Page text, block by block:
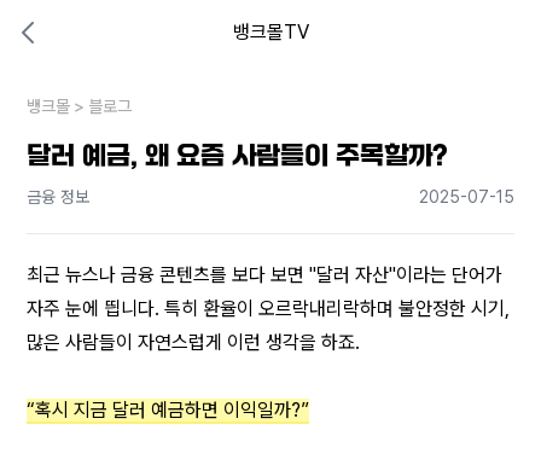
뱅크몰TV
내 상황엔 어떤 방법이 있을까?
뱅크몰 > 블로그
달러 예금, 왜 요즘 사람들이 주목할까?
금융 정보 2025-07-15
최근 뉴스나 금융 콘텐츠를 보다 보면 "달러 자산"이라는 단어가
자주 눈에 띕니다. 특히 환율이 오르락내리락하며 불안정한 시기,
많은 사람들이 자연스럽게 이런 생각을 하죠.
“혹시 지금 달러 예금하면 이익일까?”